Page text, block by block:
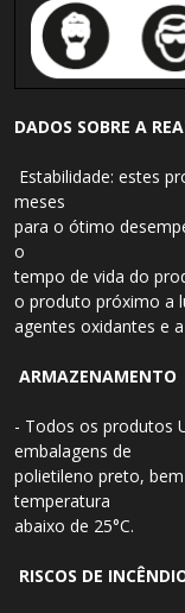
DADOS SOBRE A
Estabilidade: estes
meses
para o ótimo
o
tempo de vida do
o produto próximo a
agentes oxidantes e
ARMAZENAMENTO
- Todos os produtos
embalagens de
polietileno preto,
temperatura
abaixo de 25°C.
RISCOS DE